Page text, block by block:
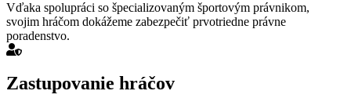
Vďaka spolupráci so špecializovaným športovým právnikom,
svojim hráčom dokážeme zabezpečiť prvotriedne právne
poradenstvo.
Zastupovanie hráčov